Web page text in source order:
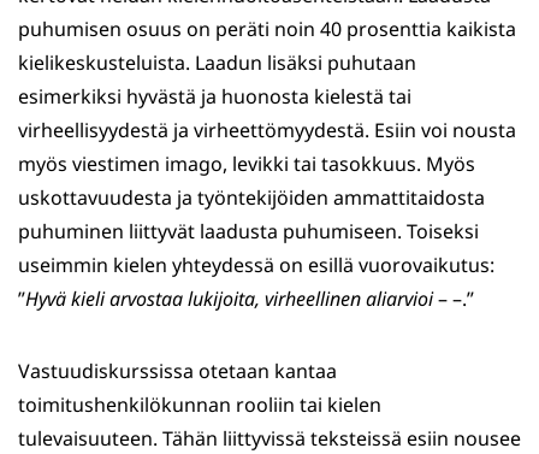
puhumisen osuus on peräti noin 40 prosenttia kaikista
kielikeskusteluista. Laadun lisäksi puhutaan
esimerkiksi hyvästä ja huonosta kielestä tai
virheellisyydestä ja virheettömyydestä. Esiin voi nousta
myös viestimen imago, levikki tai tasokkuus. Myös
uskottavuudesta ja työntekijöiden ammattitaidosta
puhuminen liittyvät laadusta puhumiseen. Toiseksi
useimmin kielen yhteydessä on esillä vuorovaikutus:
”Hyvä kieli arvostaa lukijoita, virheellinen aliarvioi– –.”
Vastuudiskurssissa otetaan kantaa
toimitushenkilökunnan rooliin tai kielen
tulevaisuuteen. Tähän liittyvissä teksteissä esiin nousee